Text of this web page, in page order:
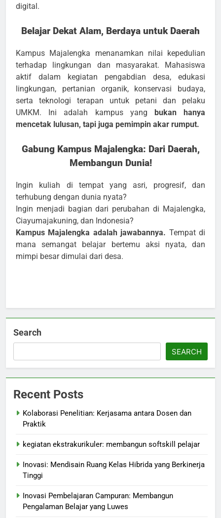
digital.
Belajar Dekat Alam, Berdaya untuk Daerah
Kampus Majalengka menanamkan nilai kepedulian
terhadap lingkungan dan masyarakat. Mahasiswa
aktif dalam kegiatan pengabdian desa, edukasi
lingkungan, pertanian organik, konservasi budaya,
serta teknologi terapan untuk petani dan pelaku
UMKM. Ini adalah kampus yang bukan hanya
mencetak lulusan, tapi juga pemimpin akar rumput.
Gabung Kampus Majalengka: Dari Daerah,
Membangun Dunia!
Ingin kuliah di tempat yang asri, progresif, dan
terhubung dengan dunia nyata?
Ingin menjadi bagian dari perubahan di Majalengka,
Ciayumajakuning, dan Indonesia?
Kampus Majalengka adalah jawabannya. Tempat di
mana semangat belajar bertemu aksi nyata, dan
mimpi besar dimulai dari desa.
Search
SEARCH
Recent Posts
Kolaborasi Penelitian: Kerjasama antara Dosen dan
Praktik
kegiatan ekstrakurikuler: membangun softskill pelajar
Inovasi: Mendisain Ruang Kelas Hibrida yang Berkinerja
Tinggi
Inovasi Pembelajaran Campuran: Membangun
Pengalaman Belajar yang Luwes